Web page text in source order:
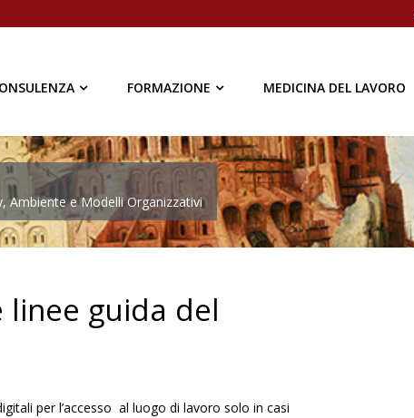
FORMAZIONE MEDICINA DEL LAVORO
Ambiente e Modelli Organizzativi
linee guida del
per l’accesso al luogo di lavoro solo in casi